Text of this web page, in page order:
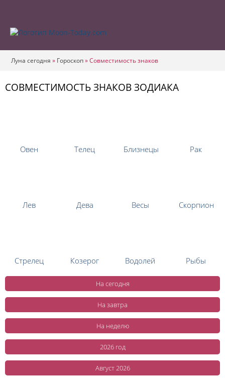
Луна сегодня » Гороскоп»Совместимость знаков
CОВМЕСТИМОСТЬ ЗНАКОВ ЗОДИАКА
Овен Телец Близнецы Рак
Лев Дева Весы Скорпион
Стрелец Козерог Водолей Рыбы
На сегодня
На завтра
На неделю
2026 год
Август 2026